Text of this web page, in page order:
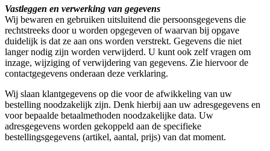
Vastleggen en verwerking van gegevens
Wij bewaren en gebruiken uitsluitend die persoonsgegevens die
rechtstreeks door u worden opgegeven of waarvan bij opgave
duidelijk is dat ze aan ons worden verstrekt. Gegevens die niet
langer nodig zijn worden verwijderd. U kunt ook zelf vragen om
inzage, wijziging of verwijdering van gegevens. Zie hiervoor de
contactgegevens onderaan deze verklaring.
Wij slaan klantgegevens op die voor de afwikkeling van uw
bestelling noodzakelijk zijn. Denk hierbij aan uw adresgegevens en
voor bepaalde betaalmethoden noodzakelijke data. Uw
adresgegevens worden gekoppeld aan de specifieke
bestellingsgegevens (artikel, aantal, prijs) van dat moment.